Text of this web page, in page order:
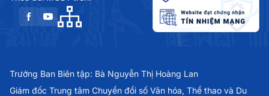
Trưởng Ban Biên tập: Bà Nguyễn Thị Hoàng Lan
Giám đốc Trung tâm Chuyển đổi số Văn hóa, Thể thao và Du